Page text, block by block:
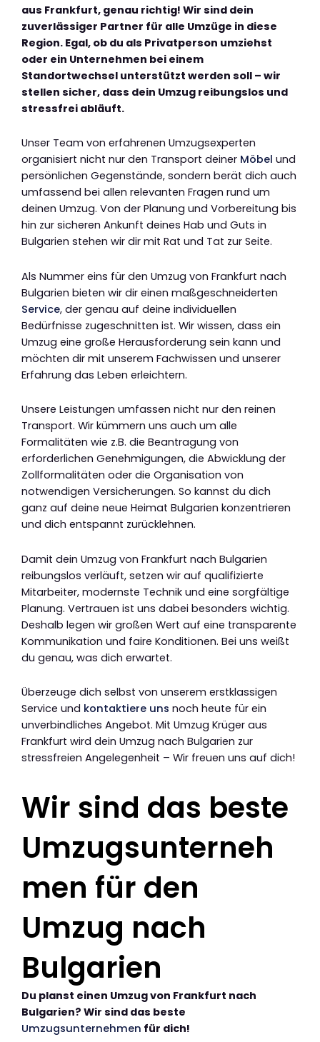
aus Frankfurt, genau richtig! Wir sind dein
zuverlässiger Partner für alle Umzüge in diese
Region. Egal, ob du als Privatperson umziehst
oder ein Unternehmen bei einem
Standortwechsel unterstützt werden soll – wir
stellen sicher, dass dein Umzug reibungslos und
stressfrei abläuft.
Unser Team von erfahrenen Umzugsexperten
organisiert nicht nur den Transport deiner Möbel und
persönlichen Gegenstände, sondern berät dich auch
umfassend bei allen relevanten Fragen rund um
deinen Umzug. Von der Planung und Vorbereitung bis
hin zur sicheren Ankunft deines Hab und Guts in
Bulgarien stehen wir dir mit Rat und Tat zur Seite.
Als Nummer eins für den Umzug von Frankfurt nach
Bulgarien bieten wir dir einen maßgeschneiderten
Service, der genau auf deine individuellen
Bedürfnisse zugeschnitten ist. Wir wissen, dass ein
Umzug eine große Herausforderung sein kann und
möchten dir mit unserem Fachwissen und unserer
Erfahrung das Leben erleichtern.
Unsere Leistungen umfassen nicht nur den reinen
Transport. Wir kümmern uns auch um alle
Formalitäten wie z.B. die Beantragung von
erforderlichen Genehmigungen, die Abwicklung der
Zollformalitäten oder die Organisation von
notwendigen Versicherungen. So kannst du dich
ganz auf deine neue Heimat Bulgarien konzentrieren
und dich entspannt zurücklehnen.
Damit dein Umzug von Frankfurt nach Bulgarien
reibungslos verläuft, setzen wir auf qualifizierte
Mitarbeiter, modernste Technik und eine sorgfältige
Planung. Vertrauen ist uns dabei besonders wichtig.
Deshalb legen wir großen Wert auf eine transparente
Kommunikation und faire Konditionen. Bei uns weißt
du genau, was dich erwartet.
Überzeuge dich selbst von unserem erstklassigen
Service und kontaktiere uns noch heute für ein
unverbindliches Angebot. Mit Umzug Krüger aus
Frankfurt wird dein Umzug nach Bulgarien zur
stressfreien Angelegenheit – Wir freuen uns auf dich!
Wir sind das beste
Umzugsunterneh
men für den
Umzug nach
Bulgarien
Du planst einen Umzug von Frankfurt nach
Bulgarien? Wir sind das beste
Umzugsunternehmen für dich!